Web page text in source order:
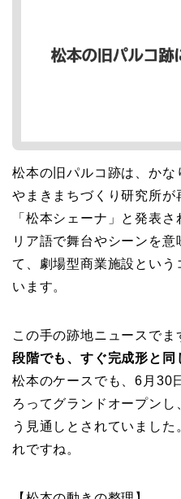
松本の旧パルコ跡は、かな
やまきまちづくり研究所が
「松本シェーナ」と発表
リア語で舞台やシーンを
て、劇場型商業施設という
います。
この手の跡地ニュースでま
段階でも、すぐ完成形と同
松本のケースでも、6月30
ろってグランドオープンし
う見通しとされていまし
れですね。